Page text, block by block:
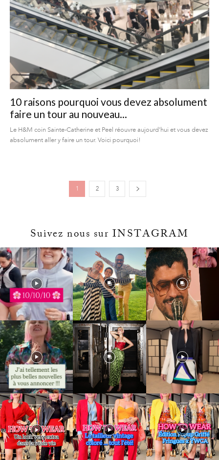
10 raisons pourquoi vous devez absolument
faire un tour au nouveau...
Le H&M coin Sainte-Catherine et Peel réouvre aujourd'hui et vous devez
absolument aller y faire un tour. Voici pourquoi!
1 2 3
Suivez nous sur INSTAGRAM